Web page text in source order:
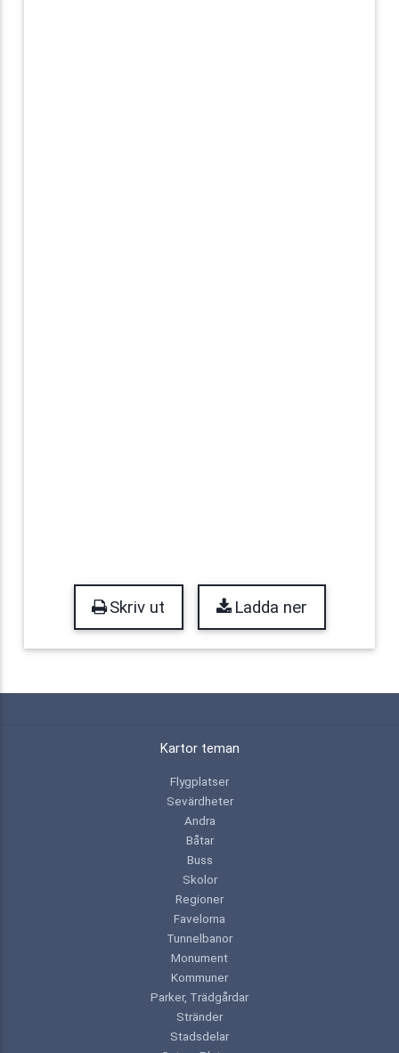
Skriv ut Ladda ner
Kartor teman
Flygplatser
Sevärdheter
Andra
Båtar
Buss
Skolor
Regioner
Favelorna
Tunnelbanor
Monument
Kommuner
Parker, Trädgårdar
Stränder
Stadsdelar